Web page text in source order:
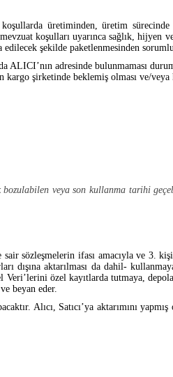
üretiminden, üretim
koşulları uyarınca sağlık, hijyen
şekilde paketlenmesinden
ALICI’nın adresinde bulunmaması
şirketinde beklemiş olması ve/
bozulabilen veya son kullanma tarihi
sözleşmelerin ifası amacıyla ve
dışına aktarılması da dahil-
özel kayıtlarda tutmaya,
beyan eder.
Alıcı, Satıcı’ya aktarımını